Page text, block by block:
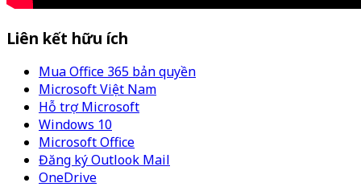
Liên kết hữu ích
Mua Office 365 bản quyền
Microsoft Việt Nam
Hỗ trợ Microsoft
Windows 10
Microsoft Office
Đăng ký Outlook Mail
OneDrive